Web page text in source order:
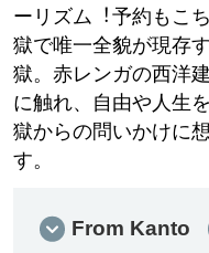
ーリズム︕予約もこ
獄で唯一全貌が現存
獄。赤レンガの西洋
に触れ、自由や人生
獄からの問いかけに
す。
From Kanto